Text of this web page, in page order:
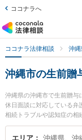
ココナラへ
ココナラ法律相談 沖
沖縄市の生前贈
沖縄県の沖縄市で生前贈与
休日面談に対応している弁
相続トラブルや認知症の相
き便利です。特にあやはし
の石川 健一郎弁護士、岡
エリア 沖縄県、沖